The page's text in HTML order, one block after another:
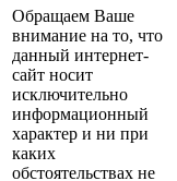
Обращаем Ваше
внимание на то, что
данный интернет-
сайт носит
исключительно
информационный
характер и ни при
каких
обстоятельствах не